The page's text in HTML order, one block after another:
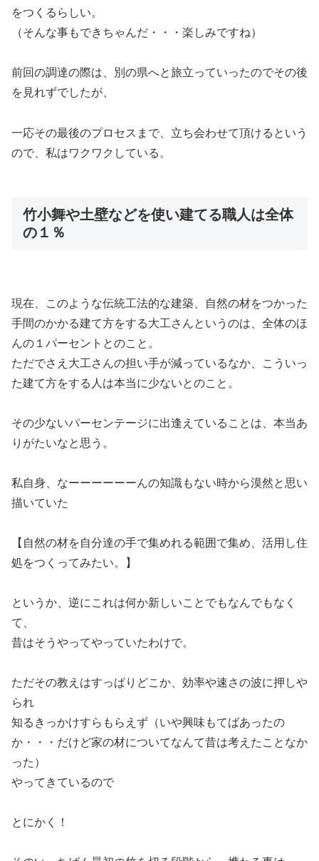
をつくるらしい。
（そんな事もできちゃんだ・・・楽しみですね）
前回の調達の際は、別の県へと旅立っていったのでその後
を見れずでしたが、
一応その最後のプロセスまで、立ち会わせて頂けるという
ので、私はワクワクしている。
竹小舞や土壁などを使い建てる職人は全体
の１％
現在、このような伝統工法的な建築、自然の材をつかった
手間のかかる建て方をする大工さんというのは、全体のほ
んの１パーセントとのこと。
ただでさえ大工さんの担い手が減っているなか、こういっ
た建て方をする人は本当に少ないとのこと。
その少ないパーセンテージに出逢えていることは、本当あ
りがたいなと思う。
私自身、なーーーーーーんの知識もない時から漠然と思い
描いていた
【自然の材を自分達の手で集めれる範囲で集め、活用し住
処をつくってみたい。】
というか、逆にこれは何か新しいことでもなんでもなく
て、
昔はそうやってやっていたわけで。
ただその教えはすっぱりどこか、効率や速さの波に押しや
られ
知るきっかけすらもらえず（いや興味もてばあったの
か・・・だけど家の材についてなんて昔は考えたことなか
った）
やってきているので
とにかく！